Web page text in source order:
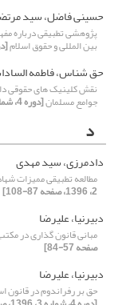
حسینی فاضل، سید
پژوهشی تطبیقی درباره
بین المللی و حقوق اسلام[دوره 4،
حق شناس، فاطمه
نقش کلینیک های حقوقی
جوامع مسلمان[دوره 4، شماره 4، 1396، صفحه 119-140]
د
دادمرزی، سید مهدی
مطالعه تطبیقی ممیزات
2، 1396، صفحه 87-108]
دبیرنیا، علیرضا
مبانی قانون گذاری در
صفحه 57-84]
دبیرنیا، علیرضا
حق بر رفراندوم در قانون